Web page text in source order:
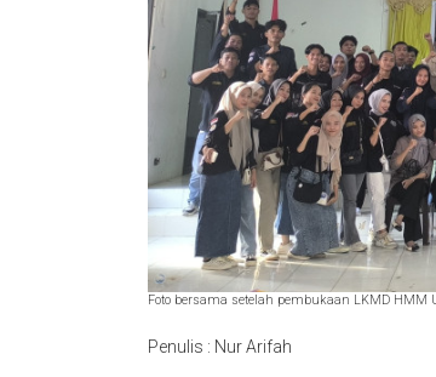
Foto bersama setelah pembukaan LKMD
Penulis : Nur Arifah